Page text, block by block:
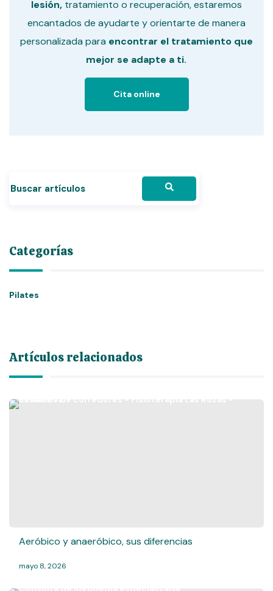
lesión, tratamiento o recuperación, estaremos
encantados de ayudarte y orientarte de manera
personalizada para encontrar el tratamiento que
mejor se adapte a ti.
Cita online
Categorías
Pilates
Artículos relacionados
Aeróbico y anaeróbico, sus diferencias
mayo 8, 2026